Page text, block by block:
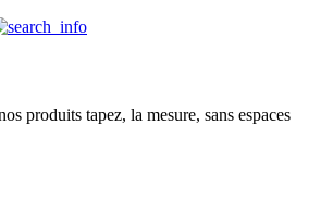
produits tapez, la mesure, sans espaces